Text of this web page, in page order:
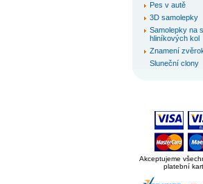
Pes v autě
3D samolepky
Samolepky na
hliníkových kol
Znamení
Sluneční clony
Akceptujeme
platební